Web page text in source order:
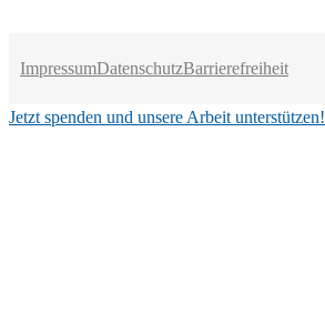
ImpressumDatenschutzBarrierefreiheit
Jetzt spenden und unsere Arbeit unterstützen!